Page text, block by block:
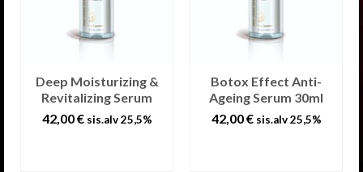
Deep Moisturizing &
Revitalizing Serum
42,00€ sis.alv 25,5%
Botox Effect Anti-
Ageing Serum 30ml
42,00€ sis.alv 25,5%